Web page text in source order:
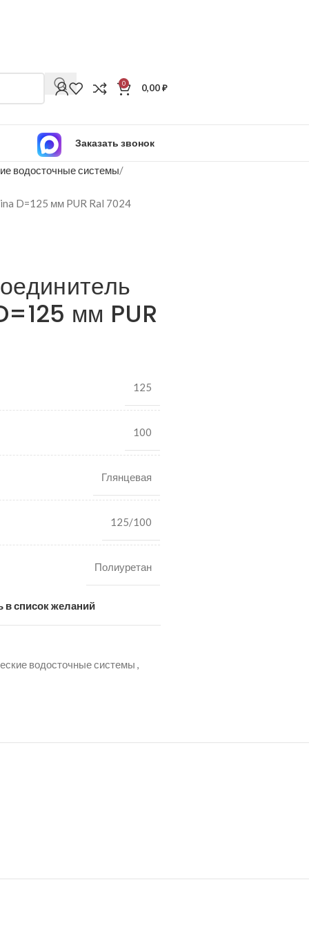
0 0,00₽
Заказать звонок
водосточные системы
D=125 мм PUR Ral 7024
мм PUR
125
100
Глянцевая
125/100
Полиуретан
в список желаний
водосточные системы ,